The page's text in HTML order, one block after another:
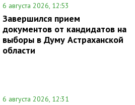
6 августа 2026, 12:53
Завершился прием
документов от кандидатов на
выборы в Думу Астраханской
области
6 августа 2026, 12:31